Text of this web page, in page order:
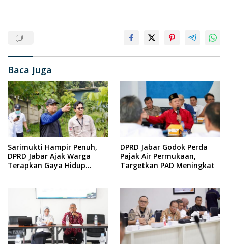
Baca Juga
Sarimukti Hampir Penuh,
DPRD Jabar Ajak Warga
Terapkan Gaya Hidup
DPRD Jabar Godok Perda
Pajak Air Permukaan,
Targetkan PAD Meningkat